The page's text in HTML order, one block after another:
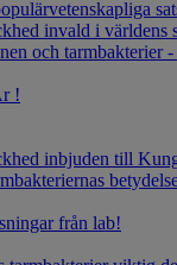
invald i världens
och tarmbakterier
!
inbjuden till
från lab!